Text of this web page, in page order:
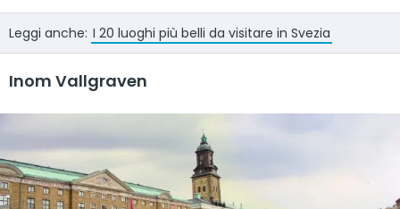
Leggi anche: I 20 luoghi più belli da visitare in Svezia
Inom Vallgraven